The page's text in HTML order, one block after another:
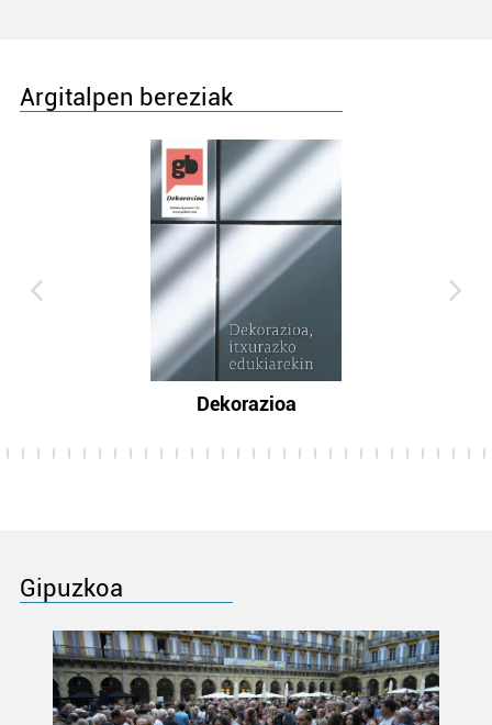
Argitalpen bereziak
Dekorazioa
Gipuzkoa